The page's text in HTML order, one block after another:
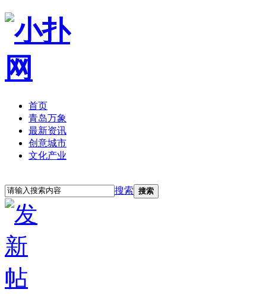
首页
青岛万象
最新资讯
创意城市
文化产业
搜索 搜索